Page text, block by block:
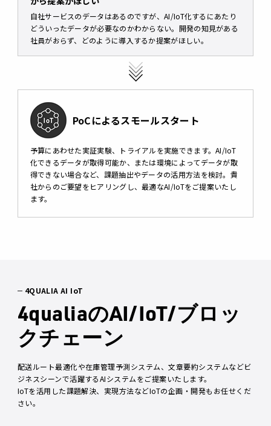
自社サービスのデータはあるのですが、AI/IoT化するにあたり
どういったデータが必要なのかわからない。開発の知見がある
社員がおらず、どのように導入するか提案がほしい。
PoCによるスモールスタート
予算にあわせた実証実験、トライアルを実施できます。AI/IoT
化できるデータが取得可能か、または環境によってデータが取
得できない場合など、課題抽出やデータの活用方法を検討。貴
社からのご要望をヒアリングし、最適なAI/IoTをご提案いたし
ます。
4QUALIA AI IoT
4qualiaのAI/IoT/ブロッ
クチェーン
配送ルート最適化や在庫管理予測システム、文章要約システムなどビ
ジネスシーンで活躍するAIシステムをご提案いたします。
IoTを活用した課題解決、実現方法などIoTの企画・開発もお任せくだ
さい。